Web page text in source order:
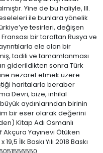
Yine de bu haliyle, III.
ile bunlara yönelik
tesirleri, değişen
bir taraftan Rusya ve
ele alan bir
tadili ve tamamlanması
giderildikten sonra Türk
nezaret etmek üzere
haritalarla beraber
Devri, bize, inhilal
aydınlarından birinin
bir eser olarak değerini
Kitap Adı Osmanlı
Akçura Yayınevi Ötüken
İlk Baskı Yılı 2018 Baskı